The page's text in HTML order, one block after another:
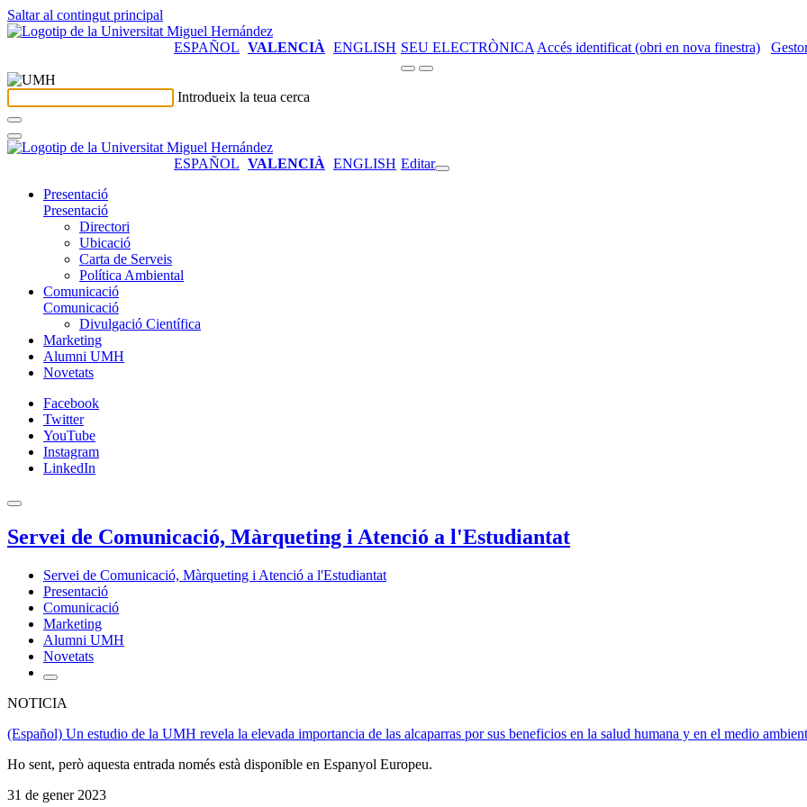
Saltar al contingut principal
ESPAÑOL VALENCIÀ ENGLISH SEU ELECTRÒNICA Accés identificat (obri en nova finestra)
Introdueix la teua cerca
ESPAÑOL VALENCIÀ ENGLISH Editar
Presentació
Presentació
Directori
Ubicació
Carta de Serveis
Política Ambiental
Comunicació
Comunicació
Divulgació Científica
Marketing
Alumni UMH
Novetats
Facebook
Twitter
YouTube
Instagram
LinkedIn
Servei de Comunicació, Màrqueting i Atenció a l'Estudiantat
Servei de Comunicació, Màrqueting i Atenció a l'Estudiantat
Presentació
Comunicació
Marketing
Alumni UMH
Novetats
NOTICIA
(Español) Un estudio de la UMH revela la elevada importancia de las alcaparras por sus beneficios en la salud humana y en el medio
Ho sent, però aquesta entrada només està disponible en Espanyol Europeu.
31 de gener 2023